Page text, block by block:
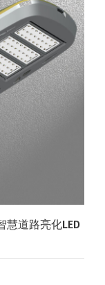
慧道路亮化LED